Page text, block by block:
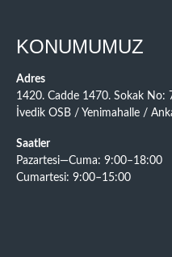
KONUMUMUZ
Adres
1420. Cadde 1470. Sokak No:
İvedik OSB / Yenimahalle /
Saatler
Pazartesi—Cuma: 9:00–18:00
Cumartesi: 9:00–15:00